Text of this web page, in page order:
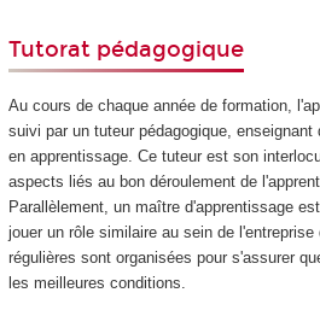
Tutorat pédagogique
Au cours de chaque année de formation,
suivi par un tuteur pédagogique,
en apprentissage. Ce tuteur est son
aspects liés au bon déroulement de
Parallèlement, un maître d'apprentissage
jouer un rôle similaire au sein de
régulières sont organisées pour s'assurer
les meilleures conditions.